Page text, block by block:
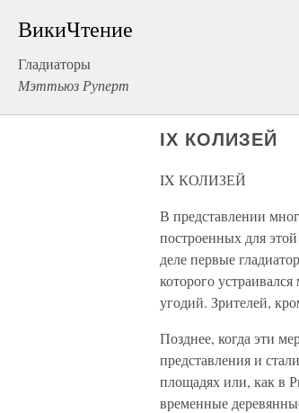
ВикиЧтение
Гладиаторы
Мэттьюз Руперт
IX КОЛИЗЕЙ
IX КОЛИЗЕЙ
В представлении
построенных для
деле первые
которого
угодий. Зрителей,
Позднее, когда эти
представления и
площадях или, как в
временные